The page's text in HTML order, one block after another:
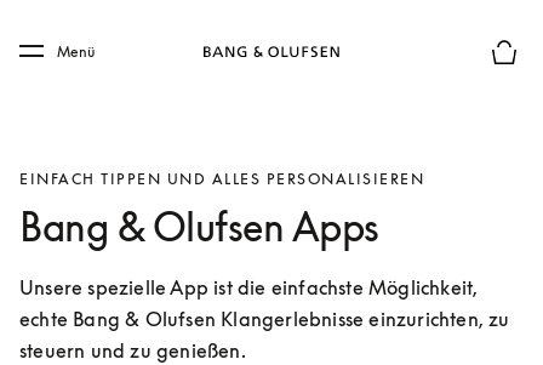
Skip to main footer
Menü
EINFACH TIPPEN UND ALLES PERSONALISIEREN
Bang & Olufsen Apps
Unsere spezielle App ist die einfachste Möglichkeit,
echte Bang & Olufsen Klangerlebnisse einzurichten, zu
steuern und zu genießen.